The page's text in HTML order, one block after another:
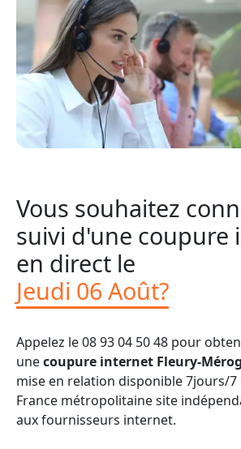
Vous souhaitez
suivi d'une coupure
en direct le
Jeudi 06 Août?
Appelez le 08 93 04 50 48 pour
unecoupure internet Fleury-
mise en relation disponible 7jours/7
France métropolitaine site
aux fournisseurs internet.